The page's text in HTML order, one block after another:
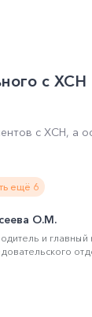
с ХСН
с ХСН, а
ещё 6
О.М.
и